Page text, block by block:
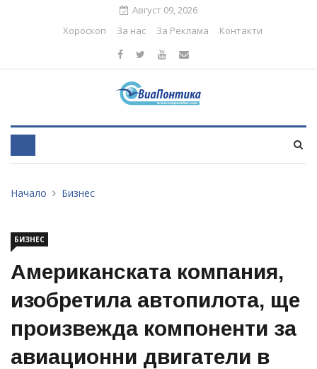
Август 09, 2026
Хороскоп
За нас За Реклама Контакти
Начало Бизнес
БИЗНЕС
Американската компания,
изобретила автопилота, ще
произвежда компоненти за
авиационни двигатели в